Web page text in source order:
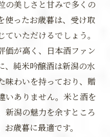
の美しさと甘みで多くの
使ったお歳暮は、受け取
いただけるでしょう。
価が高く、日本酒ファン
、純米吟醸酒は新潟の水
味わいを持っており、贈
いありません。米と酒を
新潟の魅力を余すところ
歳暮に最適です。